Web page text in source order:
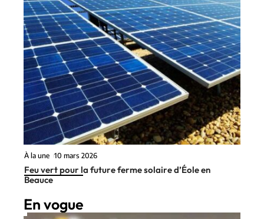
À la une 10 mars 2026
Feu vert pour la future ferme solaire d’Éole en
Beauce
En vogue